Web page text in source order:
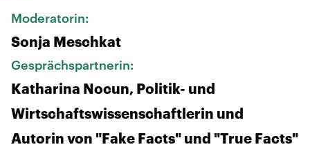
Moderatorin:
Sonja Meschkat
Gesprächspartnerin:
Katharina Nocun, Politik- und
Wirtschaftswissenschaftlerin und
Autorin von "Fake Facts" und "True Facts"